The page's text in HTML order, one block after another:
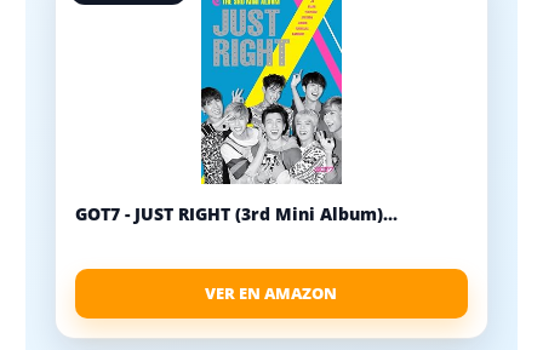
GOT7 - JUST RIGHT (3rd Mini Album)...
VER EN AMAZON